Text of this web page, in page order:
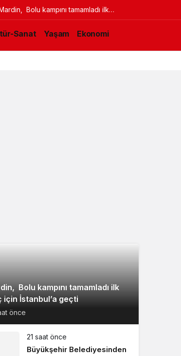
Bolu kampını tamamladı ilk
için İstanbul’a geçti
Sanat Yaşam Ekonomi
Bolu kampını tamamladı ilk
için İstanbul’a geçti
önce
21 saat önce
Büyükşehir Belediyesinden